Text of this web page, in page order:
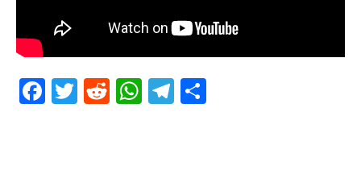
Facebook
Twitter
RedditWhatsApp
Telegram